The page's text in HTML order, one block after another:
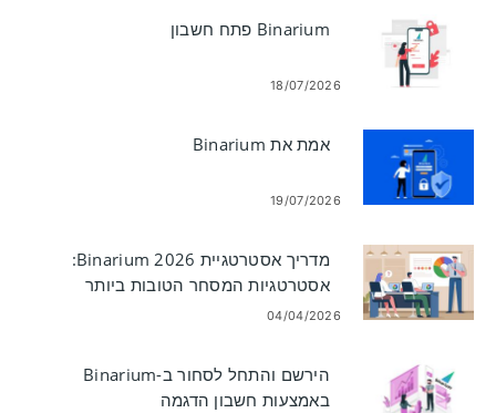
Binarium פתח חשבון
18/07/2026
אמת את Binarium
19/07/2026
מדריך אסטרטגיית Binarium 2026:
אסטרטגיות המסחר הטובות ביותר
לסוחרים חדשים
04/04/2026
הירשם והתחל לסחור ב-Binarium
באמצעות חשבון הדגמה